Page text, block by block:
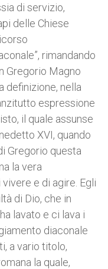
di servizio,
delle Chiese
rimandando
Gregorio Magno
definizione, nella
espressione
il quale assunse
XVI, quando
Gregorio questa
la vera
e di agire. Egli
di Dio, che in
lavato e ci lava i
diaconale
a vario titolo,
la quale,